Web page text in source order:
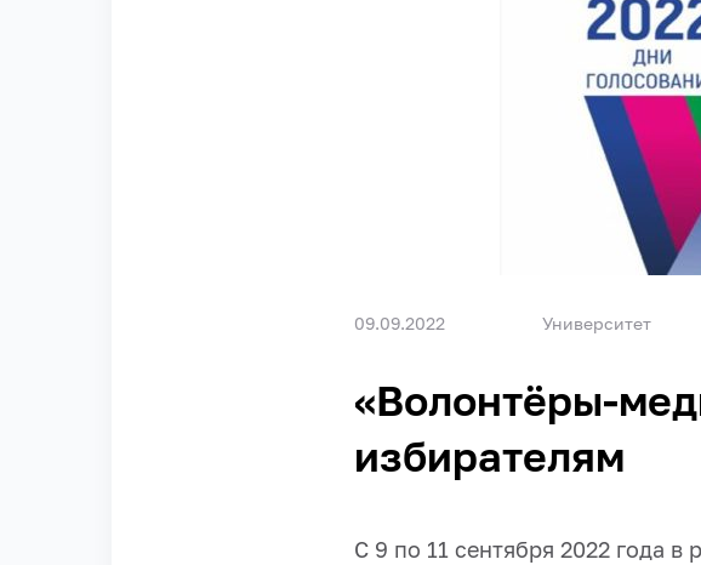
09.09.2022 Университет
«Волонтёры-
избирателям
С 9 по 11 сентября 2022 года в